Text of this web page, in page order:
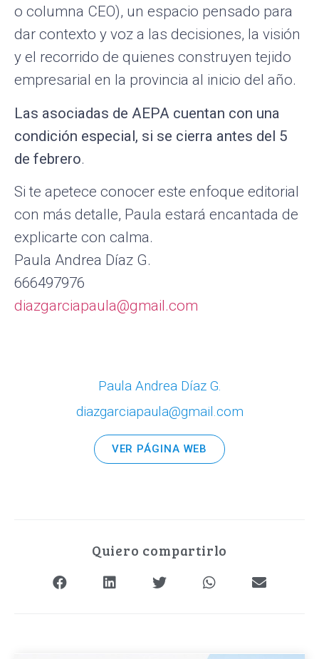
o columna CEO), un espacio pensado para
dar contexto y voz a las decisiones, la visión
y el recorrido de quienes construyen tejido
empresarial en la provincia al inicio del año.
Las asociadas de AEPA cuentan con una
condición especial, si se cierra antes del 5
de febrero.
Si te apetece conocer este enfoque editorial
con más detalle, Paula estará encantada de
explicarte con calma.
Paula Andrea Díaz G.
666497976
diazgarciapaula@gmail.com
Paula Andrea Díaz G.
diazgarciapaula@gmail.com
VER PÁGINA WEB
Quiero compartirlo